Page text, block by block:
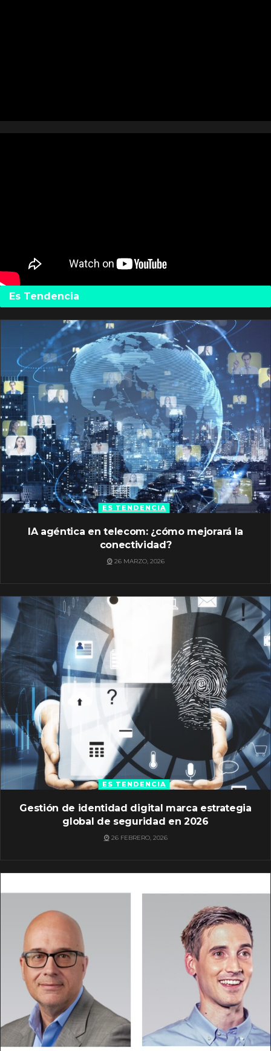
Es Tendencia
ES TENDENCIA
IA agéntica en telecom: ¿cómo mejorará la
conectividad?
26 MARZO, 2026
ES TENDENCIA
Gestión de identidad digital marca estrategia
global de seguridad en 2026
26 FEBRERO, 2026